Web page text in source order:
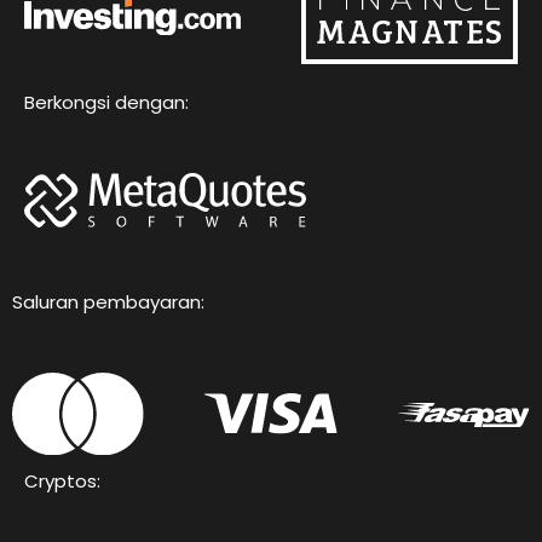
Berkongsi dengan:
Saluran pembayaran:
Cryptos: